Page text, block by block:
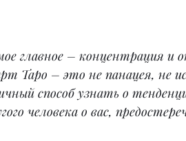
главное – концентрация и
Таро – это не панацея, не
способ узнать о
человека о вас,